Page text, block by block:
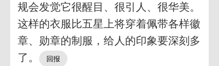
规会发觉它很醒目、很引人、很华美。
这样的衣服比五星上将穿着佩带各样徽
章、勋章的制服，给人的印象要深刻多
了。